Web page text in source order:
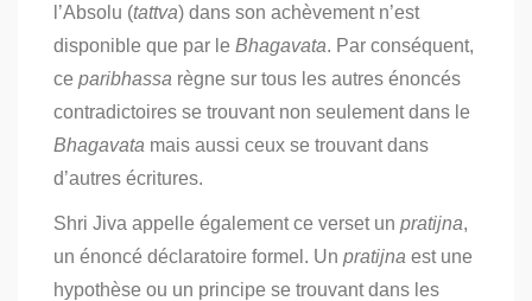
l’Absolu (tattva) dans son achèvement n’est
disponible que par le Bhagavata. Par conséquent,
ce paribhassa règne sur tous les autres énoncés
contradictoires se trouvant non seulement dans le
Bhagavata mais aussi ceux se trouvant dans
d’autres écritures.
Shri Jiva appelle également ce verset un pratijna,
un énoncé déclaratoire formel. Un pratijna est une
hypothèse ou un principe se trouvant dans les